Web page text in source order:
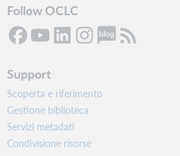
Follow OCLC
Support
Scoperta e riferimento
Gestione biblioteca
Servizi metadati
Condivisione risorse